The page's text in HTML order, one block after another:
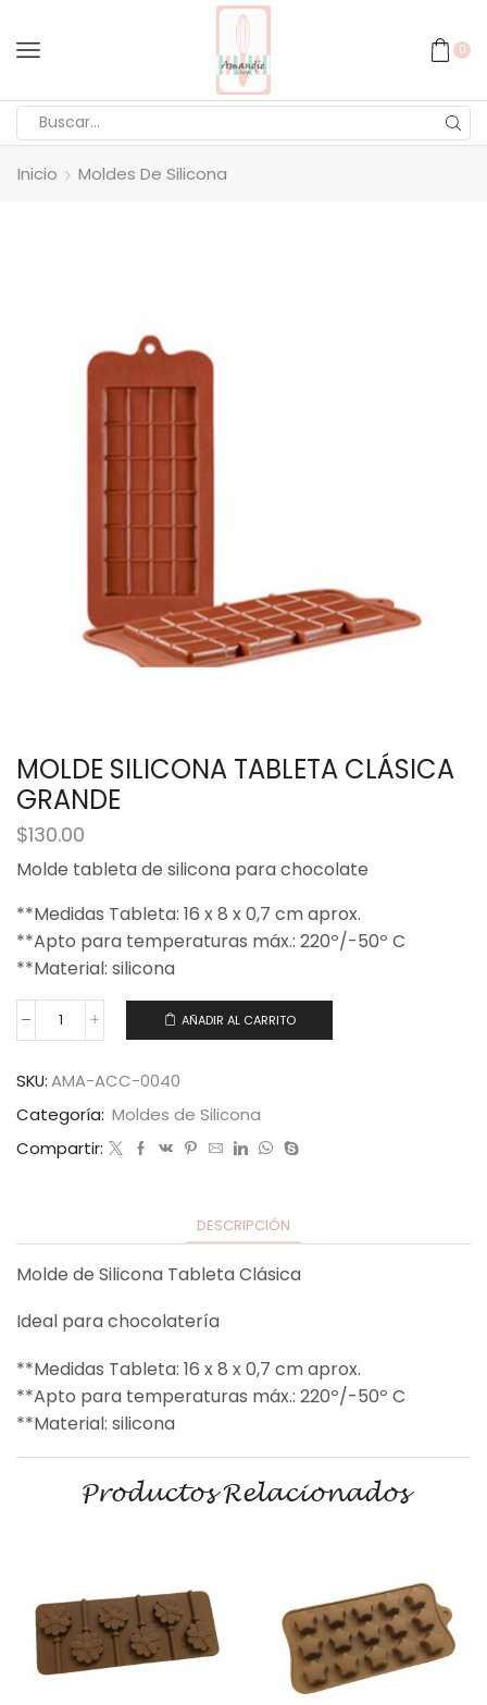
0
Inicio Moldes De Silicona
MOLDE SILICONA TABLETA CLÁSICA
GRANDE
$130.00
Molde tableta de silicona para chocolate
**Medidas Tableta: 16 x 8 x 0,7 cm aprox.
**Apto para temperaturas máx.: 220º/-50º C
**Material: silicona
AÑADIR AL CARRITO
SKU:AMA-ACC-0040
Categoría: Moldes de Silicona
Compartir:
DESCRIPCIÓN
Molde de Silicona Tableta Clásica
Ideal para chocolatería
**Medidas Tableta: 16 x 8 x 0,7 cm aprox.
**Apto para temperaturas máx.: 220º/-50º C
**Material: silicona
Productos Relacionados